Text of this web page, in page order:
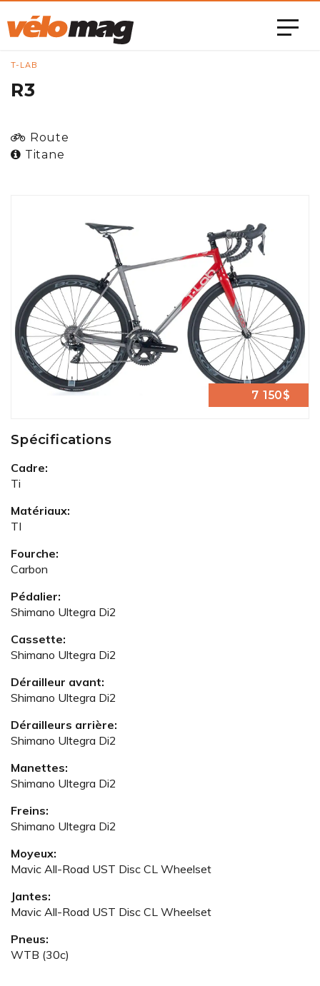
T-LAB
R3
Route
Titane
7 150$
Spécifications
Cadre:
Ti
Matériaux:
TI
Fourche:
Carbon
Pédalier:
Shimano Ultegra Di2
Cassette:
Shimano Ultegra Di2
Dérailleur avant:
Shimano Ultegra Di2
Dérailleurs arrière:
Shimano Ultegra Di2
Manettes:
Shimano Ultegra Di2
Freins:
Shimano Ultegra Di2
Moyeux:
Mavic All-Road UST Disc CL Wheelset
Jantes:
Mavic All-Road UST Disc CL Wheelset
Pneus:
WTB (30c)